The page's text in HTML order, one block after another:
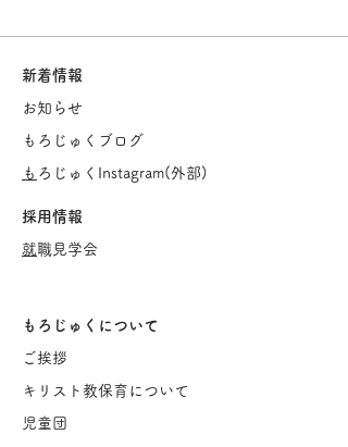
新着情報
お知らせ
もろじゅくブログ
​ もろじゅくInstagram( 外部)
採用情報
​就職見学会
もろじゅくについて
ご挨拶
キリスト教保育について
児童団